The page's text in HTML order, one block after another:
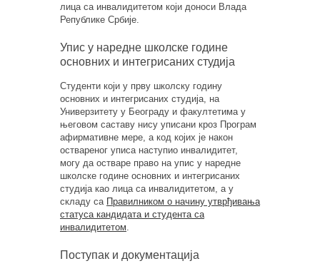
лица са инвалидитетом који доноси Влада
Републике Србије.
Упис у наредне школске године
основних и интегрисаних студија
Студенти који у прву школску годину
основних и интегрисаних студија, на
Универзитету у Београду и факултетима у
његовом саставу нису уписани кроз Програм
афирмативне мере, а код којих је након
оствареног уписа наступио инвалидитет,
могу да остваре право на упис у наредне
школске године основних и интегрисаних
студија као лица са инвалидитетом, а у
складу са Правилником о начину утврђивања
статуса кандидата и студента са
инвалидитетом
Поступак и документација